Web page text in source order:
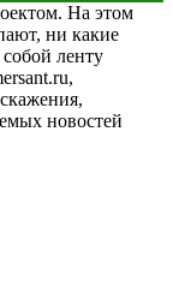
На этом
ни какие
ленту
новостей